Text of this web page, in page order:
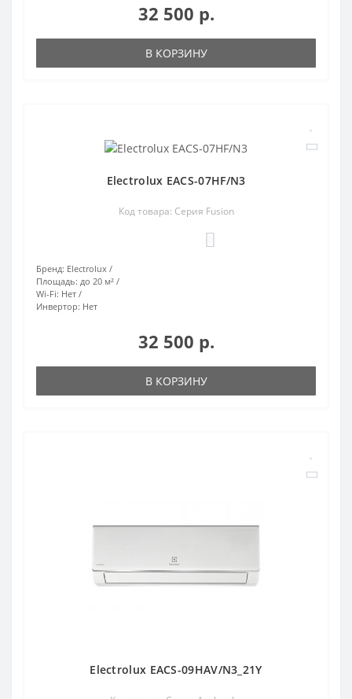
32 500 р.
В КОРЗИНУ
Electrolux EACS-07HF/N3
Код товара: Серия Fusion
Бренд: Electrolux
Площадь: до 20 м²
Wi-Fi: Нет
Инвертор: Нет
32 500 р.
В КОРЗИНУ
Electrolux EACS-09HAV/N3_21Y